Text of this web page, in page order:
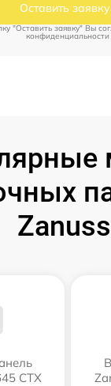
Оставить заявку
"Оставить заявку" Вы
конфиденциальности
CTX